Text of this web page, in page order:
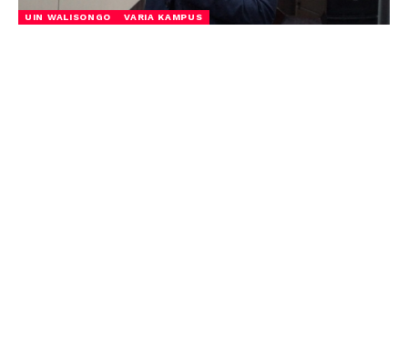
UIN WALISONGO VARIA KAMPUS